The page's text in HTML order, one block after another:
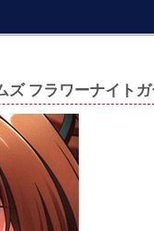
フラワーナイト